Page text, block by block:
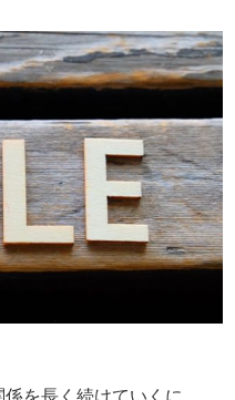
を長く続けていくに